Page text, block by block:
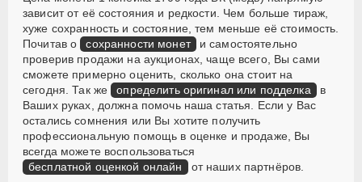
зависит от её состояния и редкости. Чем больше тираж,
хуже сохранность и состояние, тем меньше её стоимость.
Почитав о сохранности монет и самостоятельно
проверив продажи на аукционах, чаще всего, Вы сами
сможете примерно оценить, сколько она стоит на
сегодня. Так же определить оригинал или подделка в
Ваших руках, должна помочь наша статья. Если у Вас
остались сомнения или Вы хотите получить
профессиональную помощь в оценке и продаже, Вы
всегда можете воспользоваться
бесплатной оценкой онлайн от наших партнёров.